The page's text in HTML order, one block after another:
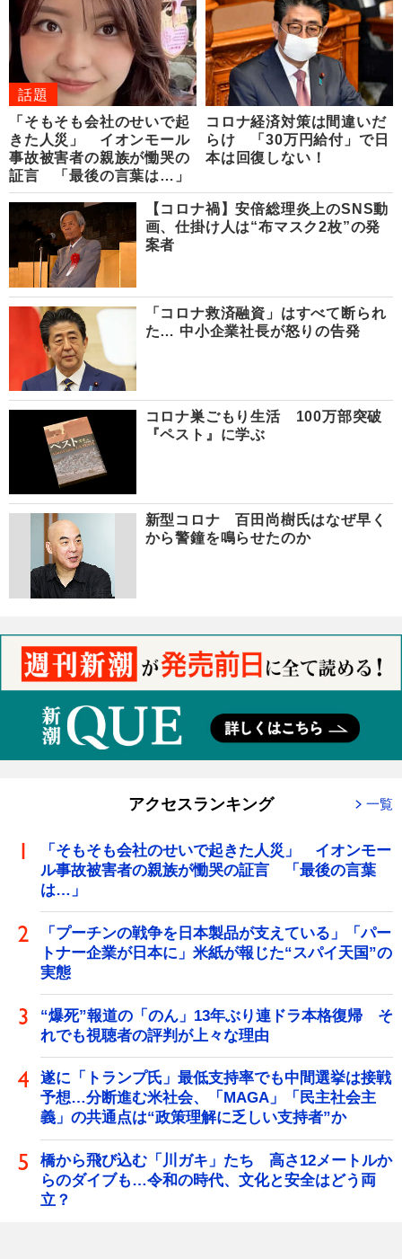
話題
「そもそも会社のせいで起
きた人災」 イオンモール
事故被害者の親族が慟哭の
証言 「最後の言葉は…」
コロナ経済対策は間違いだ
らけ 「30万円給付」で日
本は回復しない！
【コロナ禍】安倍総理炎上のSNS動
画、仕掛け人は“布マスク2枚”の発
案者
「コロナ救済融資」はすべて断られ
た… 中小企業社長が怒りの告発
コロナ巣ごもり生活 100万部突破
『ペスト』に学ぶ
新型コロナ 百田尚樹氏はなぜ早く
から警鐘を鳴らせたのか
アクセスランキング 一覧
「そもそも会社のせいで起きた人災」 イオンモー
ル事故被害者の親族が慟哭の証言 「最後の言葉
は…」
「プーチンの戦争を日本製品が支えている」「パー
トナー企業が日本に」米紙が報じた“スパイ天国”の
実態
“爆死”報道の「のん」13年ぶり連ドラ本格復帰 そ
れでも視聴者の評判が上々な理由
遂に「トランプ氏」最低支持率でも中間選挙は接戦
予想…分断進む米社会、「MAGA」「民主社会主
義」の共通点は“政策理解に乏しい支持者”か
橋から飛び込む「川ガキ」たち 高さ12メートルか
らのダイブも…令和の時代、文化と安全はどう両
立？